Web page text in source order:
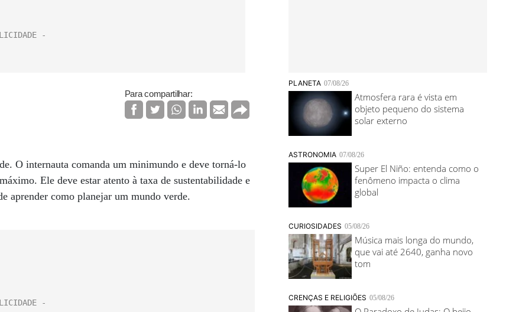
Para compartilhar:
O internauta comanda um minimundo e deve torná-lo
Ele deve estar atento à taxa de sustentabilidade e
aprender como planejar um mundo verde.